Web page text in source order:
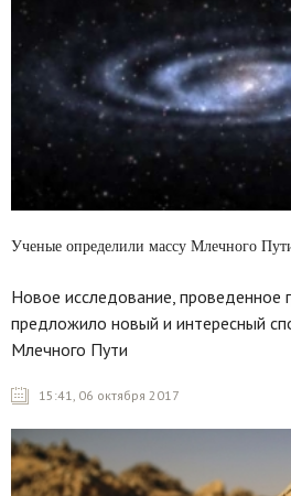
Ученые определили массу Млечного
Новое исследование, проведенное
предложило новый и интересный
Млечного Пути
15:41, 06 октября 2017